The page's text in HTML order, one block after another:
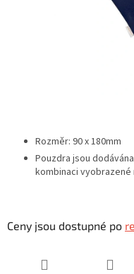
Rozměr: 90 x 180mm
Pouzdra jsou
kombinaci
Ceny jsou dostupné po